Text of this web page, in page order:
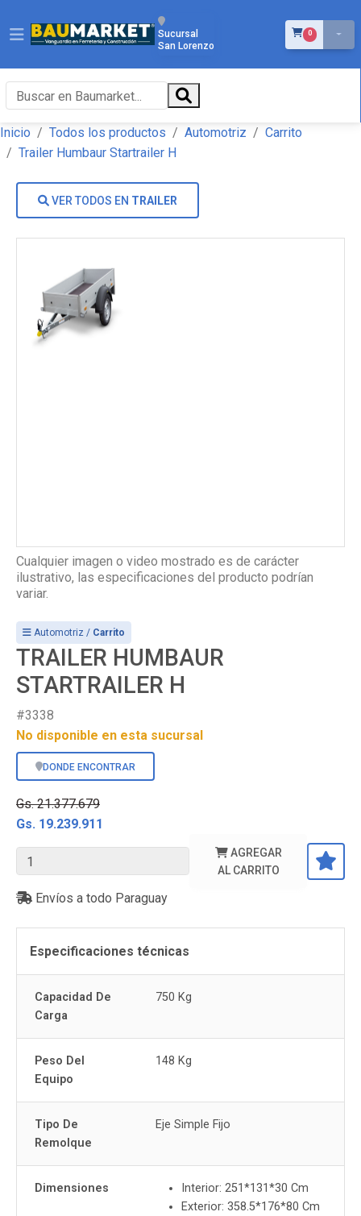
Sucursal
San Lorenzo
0ÍTEMS EN EL
Inicio Todos los productos Automotriz
Carrito
Trailer Humbaur Startrailer H
VER TODOS EN TRAILER
Cualquier imagen o video mostrado es de carácter
ilustrativo, las especificaciones del producto podrían
variar.
Automotriz / Carrito
TRAILER HUMBAUR
STARTRAILER H
#3338
No disponible en esta sucursal
DONDE ENCONTRAR
Gs. 21.377.679
Gs. 19.239.911
AGREGAR
AL CARRITO
Envíos a todo Paraguay
Especificaciones técnicas
Capacidad De
Carga
750 Kg
Peso Del
Equipo
148 Kg
Tipo De
Remolque
Eje Simple Fijo
Dimensiones
Interior: 251*131*30 Cm
Exterior: 358.5*176*80 Cm